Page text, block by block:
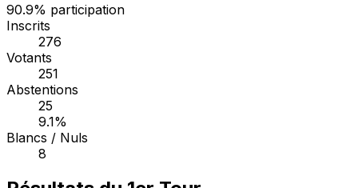
90.9% participation
Inscrits
276
Votants
251
Abstentions
25
9.1%
Blancs / Nuls
8